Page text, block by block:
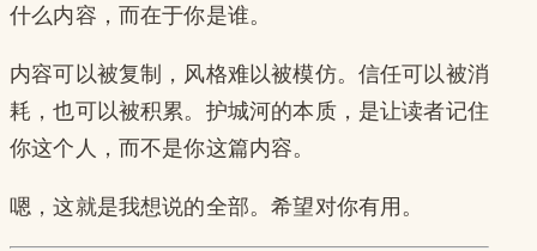
什么内容，而在于你是谁。
内容可以被复制，风格难以被模仿。信任可以被消
耗，也可以被积累。护城河的本质，是让读者记住
你这个人，而不是你这篇内容。
嗯，这就是我想说的全部。希望对你有用。